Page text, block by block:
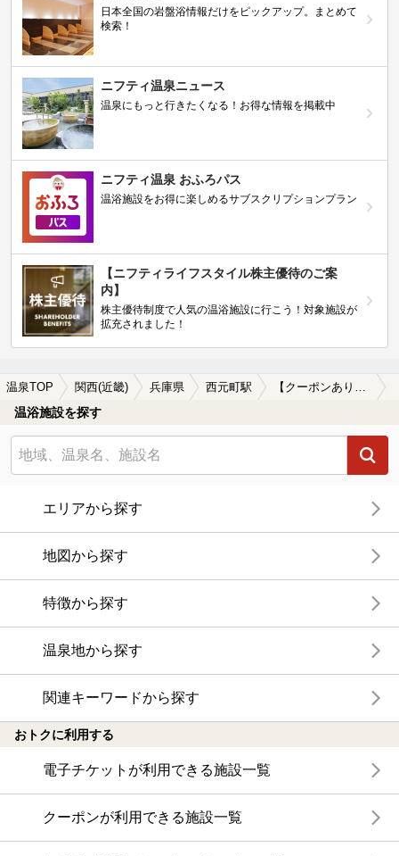
日本全国の岩盤浴情報だけをピックアップ。まとめて
検索！
ニフティ温泉ニュース
温泉にもっと行きたくなる！お得な情報を掲載中
ニフティ温泉 おふろパス
温浴施設をお得に楽しめるサブスクリプションプラン
【ニフティライフスタイル株主優待のご案
内】
株主優待制度で人気の温浴施設に行こう！対象施設が
拡充されました！
温泉TOP 関西(近畿) 兵庫県 西元町駅
温浴施設を探す
エリアから探す
地図から探す
特徴から探す
温泉地から探す
関連キーワードから探す
おトクに利用する
電子チケットが利用できる施設一覧
クーポンが利用できる施設一覧